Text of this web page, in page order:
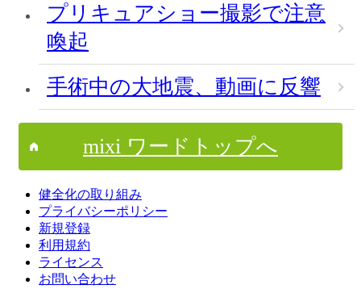
プリキュアショー撮影で注意
喚起
手術中の大地震、動画に反響
mixi ワードトップへ
健全化の取り組み
プライバシーポリシー
新規登録
利用規約
ライセンス
お問い合わせ